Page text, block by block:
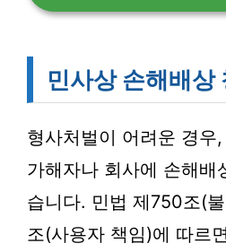
민사상 손해배상
형사처벌이 어려운 경우
가해자나 회사에 손해배
습니다. 민법 제750조(
조(사용자 책임)에 따르